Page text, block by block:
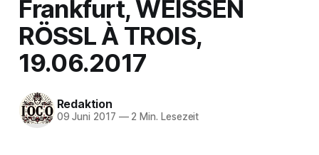
Frankfurt, WEISSEN
RÖSSL À TROIS,
19.06.2017
Redaktion
09 Juni 2017 —2 Min. Lesezeit